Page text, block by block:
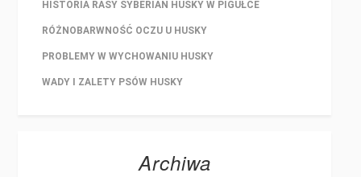
HISTORIA RASY SYBERIAN HUSKY W PIGUŁCE
RÓŻNOBARWNOŚĆ OCZU U HUSKY
PROBLEMY W WYCHOWANIU HUSKY
WADY I ZALETY PSÓW HUSKY
Archiwa